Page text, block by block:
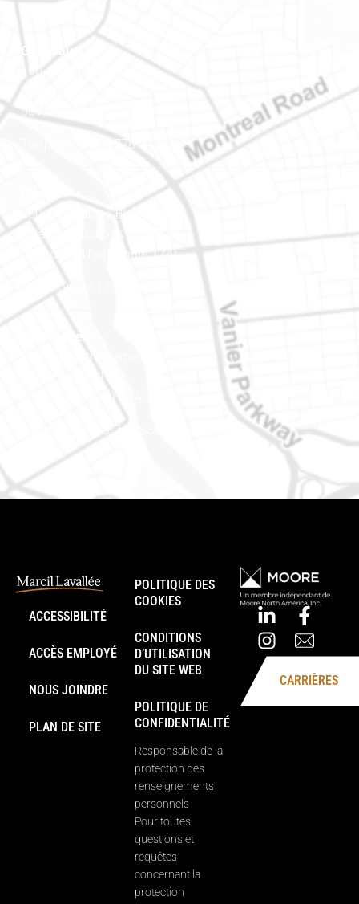
Gatineau
100-200, rue Montcalm
Gatineau (Québec)
J8Y 3B5
Téléphone : 819-778-2428
400-1420, place Blair Towers
Ottawa (Ontario) K1J 9L8
(Adjacent à l’autoroute 174)
Téléphone : 613-745-8387
Est ontarien
888, rue Notre-Dame
Case postale 101
Embrun (Ontario) K0A 1W1
Téléphone : 613-745-8387
ACCESSIBILITÉ
ACCÈS EMPLOYÉ
NOUS JOINDRE
PLAN DE SITE
POLITIQUE DES
COOKIES
CONDITIONS
D’UTILISATION
DU SITE WEB
POLITIQUE DE
CONFIDENTIALITÉ
Responsable de la
protection des
renseignements
personnels
Pour toutes
questions et
requêtes
concernant la
protection
CARRIÈRES